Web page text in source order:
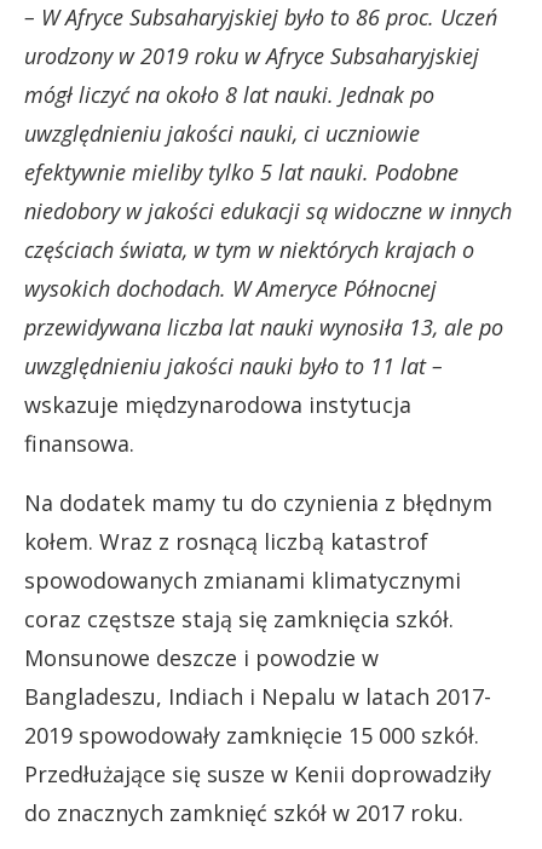
– W Afryce Subsaharyjskiej było to 86 proc. Uczeń
urodzony w 2019 roku w Afryce Subsaharyjskiej
mógł liczyć na około 8 lat nauki. Jednak po
uwzględnieniu jakości nauki, ci uczniowie
efektywnie mieliby tylko 5 lat nauki. Podobne
niedobory w jakości edukacji są widoczne w innych
częściach świata, w tym w niektórych krajach o
wysokich dochodach. W Ameryce Północnej
przewidywana liczba lat nauki wynosiła 13, ale po
uwzględnieniu jakości nauki było to 11 lat –
wskazuje międzynarodowa instytucja
finansowa.
Na dodatek mamy tu do czynienia z błędnym
kołem. Wraz z rosnącą liczbą katastrof
spowodowanych zmianami klimatycznymi
coraz częstsze stają się zamknięcia szkół.
Monsunowe deszcze i powodzie w
Bangladeszu, Indiach i Nepalu w latach 2017-
2019 spowodowały zamknięcie 15 000 szkół.
Przedłużające się susze w Kenii doprowadziły
do znacznych zamknięć szkół w 2017 roku.